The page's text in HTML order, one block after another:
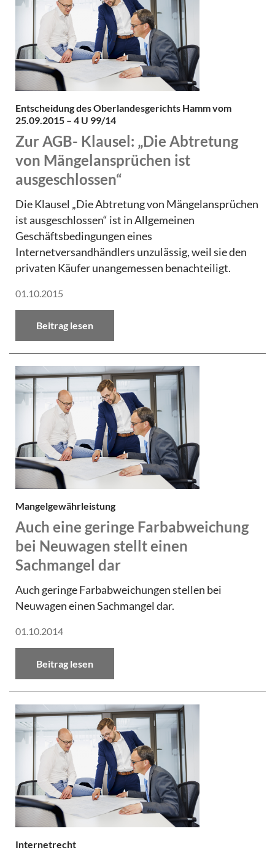
Entscheidung des Oberlandesgerichts Hamm vom
25.09.2015 – 4 U 99/14
Zur AGB- Klausel: „Die Abtretung
von Mängelansprüchen ist
ausgeschlossen“
Die Klausel „Die Abtretung von Mängelansprüchen
ist ausgeschlossen“ ist in Allgemeinen
Geschäftsbedingungen eines
Internetversandhändlers unzulässig, weil sie den
privaten Käufer unangemessen benachteiligt.
01.10.2015
Beitrag lesen
Mangelgewährleistung
Auch eine geringe Farbabweichung
bei Neuwagen stellt einen
Sachmangel dar
Auch geringe Farbabweichungen stellen bei
Neuwagen einen Sachmangel dar.
01.10.2014
Beitrag lesen
Internetrecht